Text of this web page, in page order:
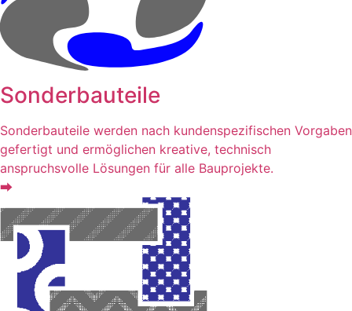
Sonderbauteile
Sonderbauteile werden nach kundenspezifischen Vorgaben
gefertigt und ermöglichen kreative, technisch
anspruchsvolle Lösungen für alle Bauprojekte.
⮕